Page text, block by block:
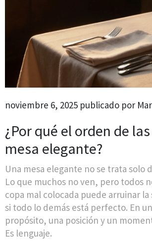
noviembre 6, 2025 publicado por
¿Por qué el orden de
mesa elegante?
Una mesa elegante no se trata solo
Lo que muchos no ven, pero todos
copa mal colocada puede arruinar
si todo lo demás está perfecto. En
propósito, una posición y un
Es lenguaje.